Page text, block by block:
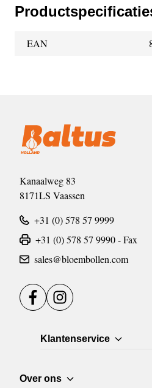
EAN
Kanaalweg 83
8171LS Vaassen
+31 (0) 578 57 9999
+31 (0) 578 57 9990 - Fax
sales@bloembollen.com
FacebookInstagram
Klantenservice
Over ons